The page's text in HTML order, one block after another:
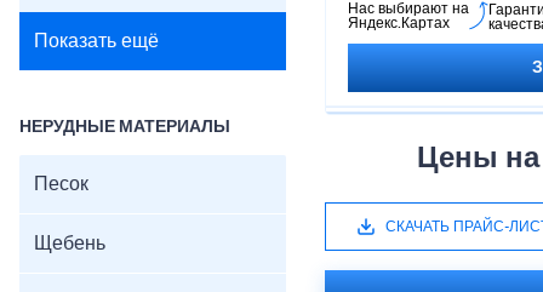
Показать ещё
НЕРУДНЫЕ МАТЕРИАЛЫ
Песок
Щебень
доступным ценам.
Нас выбирают на
Яндекс.Картах
Цены
СКАЧАТЬ ПРАЙС-